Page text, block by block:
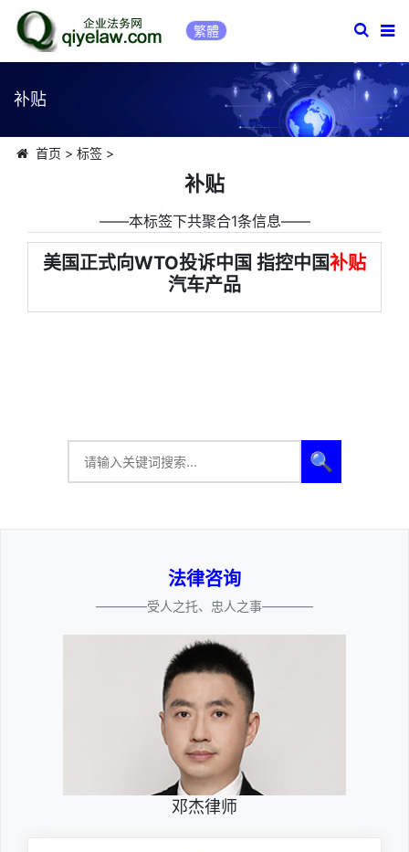
繁體
补贴
首页 > 标签>
补贴
――本标签下共聚合1条信息――
美国正式向WTO投诉中国 指控中国补贴
汽车产品
🔍
法律咨询
————受人之托、忠人之事————
邓杰律师